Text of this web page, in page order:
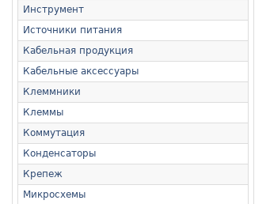
Инструмент
Источники питания
Кабельная продукция
Кабельные аксессуары
Клеммники
Клеммы
Коммутация
Конденсаторы
Крепеж
Микросхемы